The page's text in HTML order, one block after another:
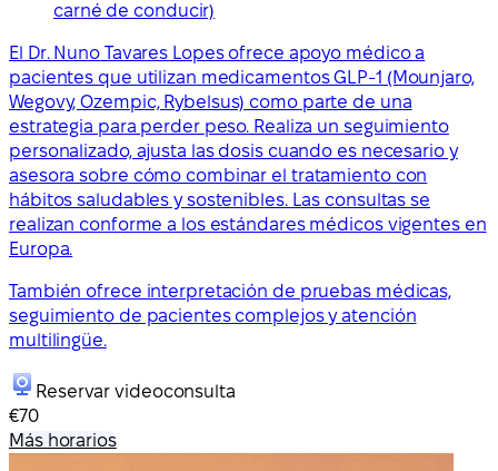
carné de conducir)
El Dr. Nuno Tavares Lopes ofrece apoyo médico a
pacientes que utilizan medicamentos GLP-1 (Mounjaro,
Wegovy, Ozempic, Rybelsus) como parte de una
estrategia para perder peso. Realiza un seguimiento
personalizado, ajusta las dosis cuando es necesario y
asesora sobre cómo combinar el tratamiento con
hábitos saludables y sostenibles. Las consultas se
realizan conforme a los estándares médicos vigentes en
Europa.
También ofrece interpretación de pruebas médicas,
seguimiento de pacientes complejos y atención
multilingüe.
Reservar videoconsulta
€70
Más horarios